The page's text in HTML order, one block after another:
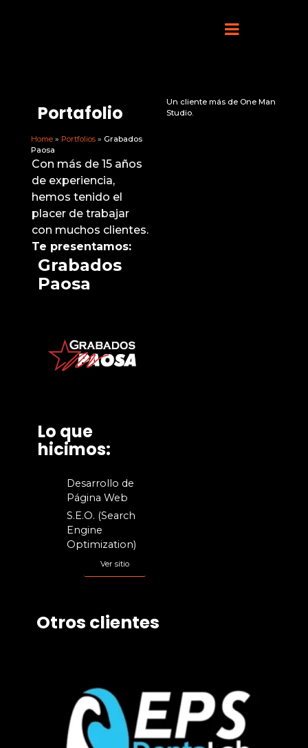
Portafolio
Home » Portfolios » Grabados
Paosa
Con más de 15 años
de experiencia,
hemos tenido el
placer de trabajar
con muchos clientes.
Te presentamos:
Grabados
Paosa
Lo que
hicimos:
Desarrollo de
Página Web
S.E.O. (Search
Engine
Optimization)
Ver sitio
Un cliente más de One Man
Studio.
Otros clientes